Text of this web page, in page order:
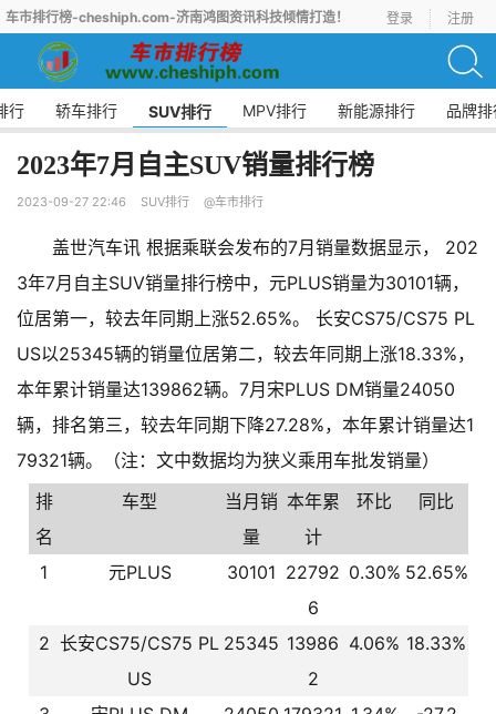
车市排行榜-cheshiph.com-济南鸿图资讯科技倾情打造！ 登录 注册
行 轿车排行 SUV排行 MPV排行 新能源排行 品牌排
2023年7月自主SUV销量排行榜
2023-09-27 22:46 SUV排行 @车市排行
盖世汽车讯 根据乘联会发布的7月销量数据显示， 202
3年7月自主SUV销量排行榜中，元PLUS销量为30101辆，
位居第一，较去年同期上涨52.65%。 长安CS75/CS75 PL
US以25345辆的销量位居第二，较去年同期上涨18.33%，
本年累计销量达139862辆。7月宋PLUS DM销量24050
辆，排名第三，较去年同期下降27.28%，本年累计销量达1
79321辆。（注：文中数据均为狭义乘用车批发销量）
排
名
车型
当月销
量
本年累
计
环比 同比
1 元PLUS 30101 22792
6
0.30% 52.65%
2 长安CS75/CS75 PL
US
25345 13986
2
4.06% 18.33%